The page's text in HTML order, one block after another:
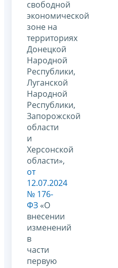
свободной
экономической
зоне на
территориях
Донецкой
Народной
Республики,
Луганской
Народной
Республики,
Запорожской
области
и
Херсонской
области»,
от
12.07.2024
№ 176-
ФЗ «О
внесении
изменений
в
части
первую